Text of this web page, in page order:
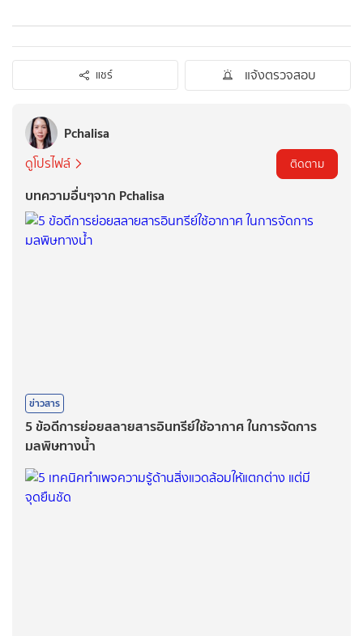
แชร์ แจ้งตรวจสอบ
Pchalisa
ดูโปรไฟล์ ติดตาม
บทความอื่นๆจาก Pchalisa
ข่าวสาร
5 ข้อดีการย่อยสลายสารอินทรีย์ใช้อากาศ ในการจัดการ
มลพิษทางน้ำ